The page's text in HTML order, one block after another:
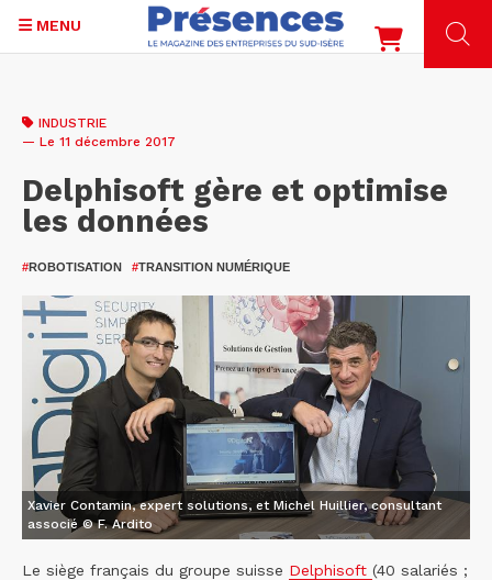
contenu
MENU
INDUSTRIE
— Le 11 décembre 2017
Delphisoft gère et optimise
les données
#ROBOTISATION #TRANSITION NUMÉRIQUE
Xavier Contamin, expert solutions, et Michel Huillier, consultant
associé © F. Ardito
Le siège français du groupe suisse Delphisoft (40 salariés ;